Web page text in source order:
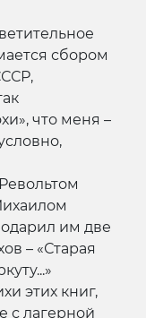
сбором
что меня –
им две
– «Старая
этих книг,
с лагерной